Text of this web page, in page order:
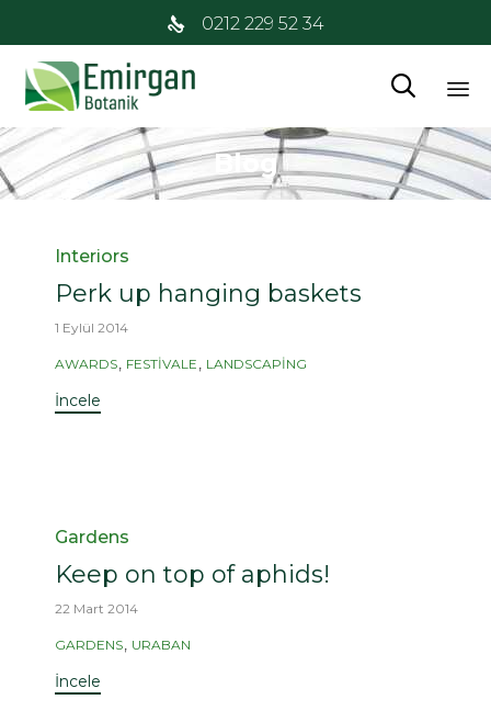
0212 229 52 34

Blog
Kategori
Interiors
Perk up hanging baskets
1 Eylül 2014
Etiketler
AWARDS, FESTIVALE , LANDSCAPING
İncele
Kategori
Gardens
Keep on top of aphids!
22 Mart 2014
Etiketler
GARDENS, URABAN
İncele